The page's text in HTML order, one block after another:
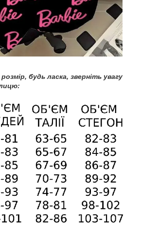
будь ласка, зверніть увагу